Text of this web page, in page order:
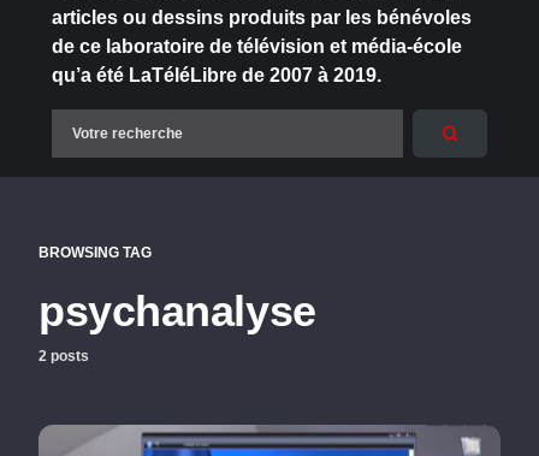
articles ou dessins produits par les bénévoles
de ce laboratoire de télévision et média-école
qu’a été LaTéléLibre de 2007 à 2019.
BROWSING TAG
psychanalyse
2 posts